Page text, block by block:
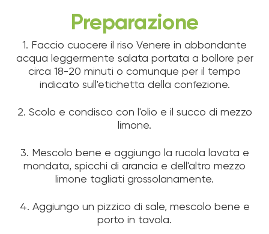
Preparazione
1. Faccio cuocere il riso Venere in abbondante
acqua leggermente salata portata a bollore per
circa 18-20 minuti o comunque per il tempo
indicato sull'etichetta della confezione.
2. Scolo e condisco con l'olio e il succo di mezzo
limone.
3. Mescolo bene e aggiungo la rucola lavata e
mondata, spicchi di arancia e dell'altro mezzo
limone tagliati grossolanamente.
4. Aggiungo un pizzico di sale, mescolo bene e
porto in tavola.